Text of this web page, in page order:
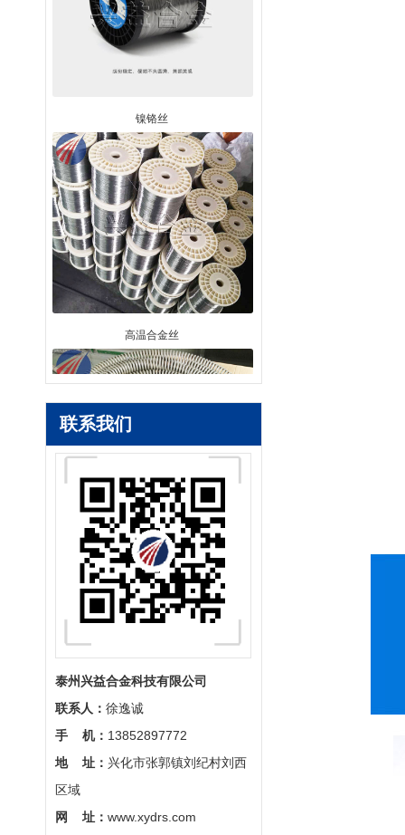
高温合金丝
电炉发热丝
铁铬铝丝
联系我们
泰州兴益合金科技有限公司
联系人： 徐逸诚
手 机： 13852897772
地 址： 兴化市张郭镇刘纪村刘西
区域
网 址： www.xydrs.com